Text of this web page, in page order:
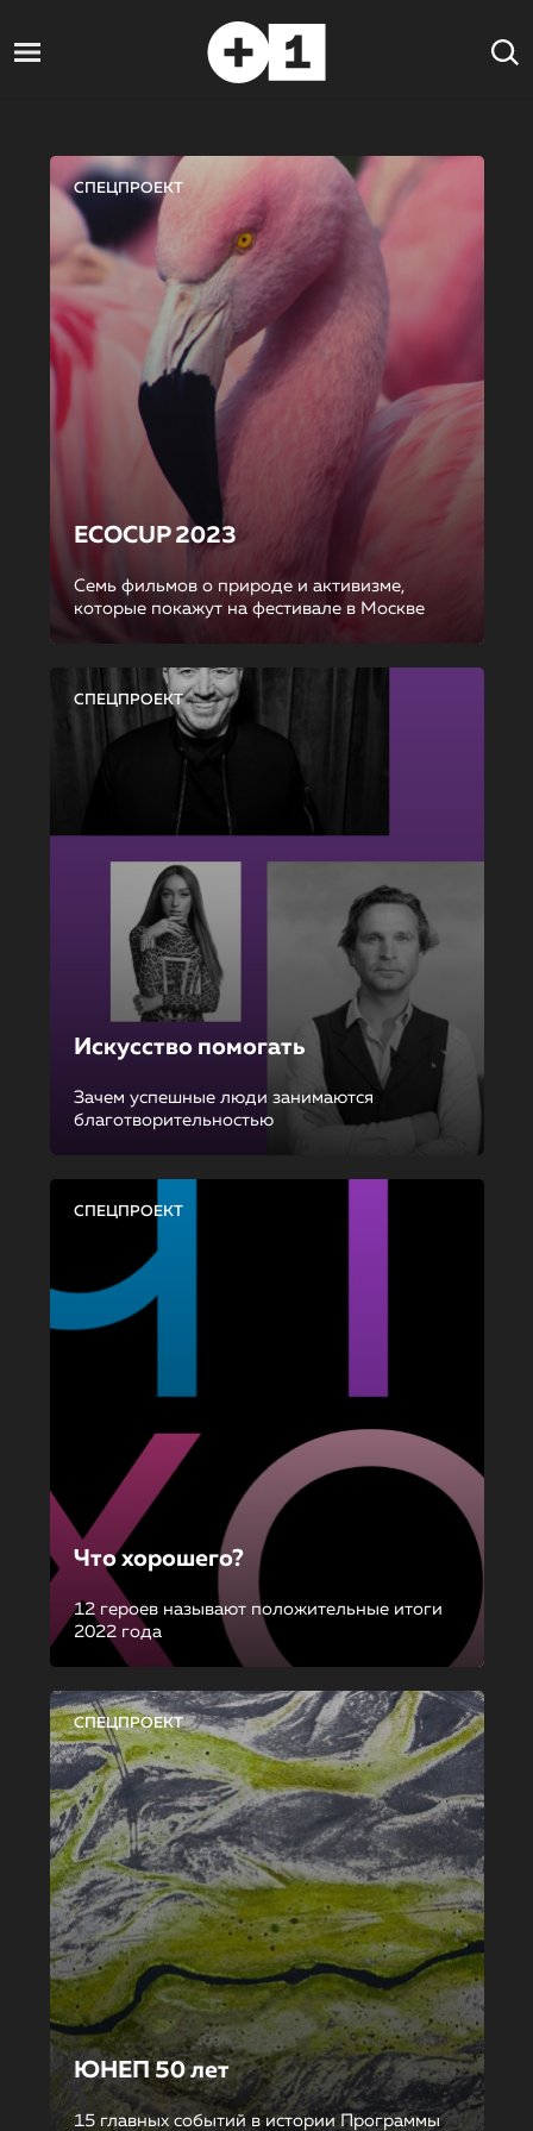
СПЕЦПРОЕКТ
ECOCUP 2023
Семь фильмов о природе и активизме,
которые покажут на фестивале в Москве
СПЕЦПРОЕКТ
Искусство помогать
Зачем успешные люди занимаются
благотворительностью
СПЕЦПРОЕКТ
Что хорошего?
12 героев называют положительные итоги
2022 года
СПЕЦПРОЕКТ
ЮНЕП 50 лет
15 главных событий в истории Программы